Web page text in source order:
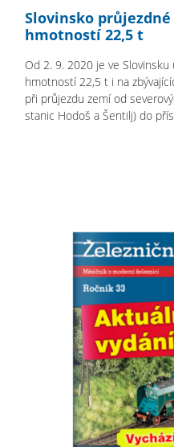
Slovinsko
hmotností 22,5 t
Od 2. 9. 2020 je ve
hmotností 22,5 t i na
při průjezdu zemí od
stanic Hodoš a Šentilj) do